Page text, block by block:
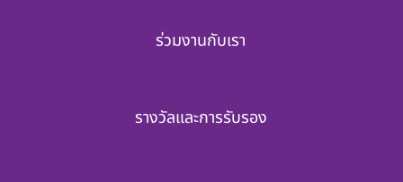
ร่วมงานกับเรา
รางวัลและการรับรอง